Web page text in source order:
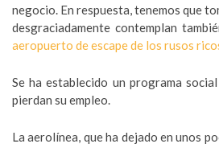
negocio. En respuesta, tenemos que
desgraciadamente contemplan
aeropuerto de escape de los rusos
Se ha establecido un programa
pierdan su empleo.
La aerolínea, que ha dejado en unos